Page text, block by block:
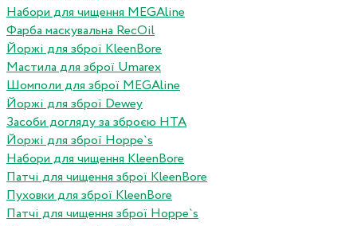
Набори для чищення MEGAline
Фарба маскувальна RecOil
Йоржі для зброї KleenBore
Мастила для зброї Umarex
Шомполи для зброї MEGAline
Йоржі для зброї Dewey
Засоби догляду за зброєю HTA
Йоржі для зброї Hoppe`s
Набори для чищення KleenBore
Патчі для чищення зброї KleenBore
Пуховки для зброї KleenBore
Патчі для чищення зброї Hoppe`s